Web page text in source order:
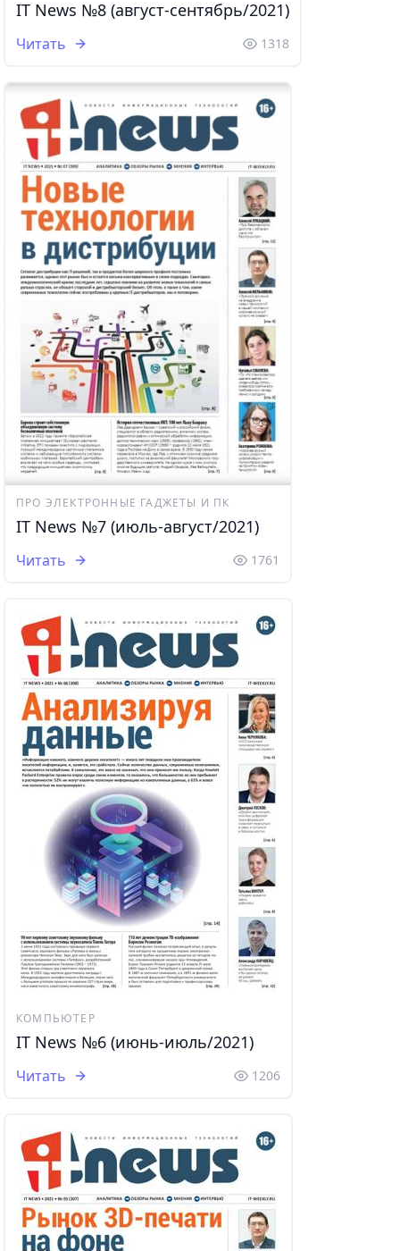
IT News №8 (август-сентябрь/2021)
Читать 1318
ПРО ЭЛЕКТРОННЫЕ ГАДЖЕТЫ И ПК
IT News №7 (июль-август/2021)
Читать 1761
КОМПЬЮТЕР
IT News №6 (июнь-июль/2021)
Читать 1206